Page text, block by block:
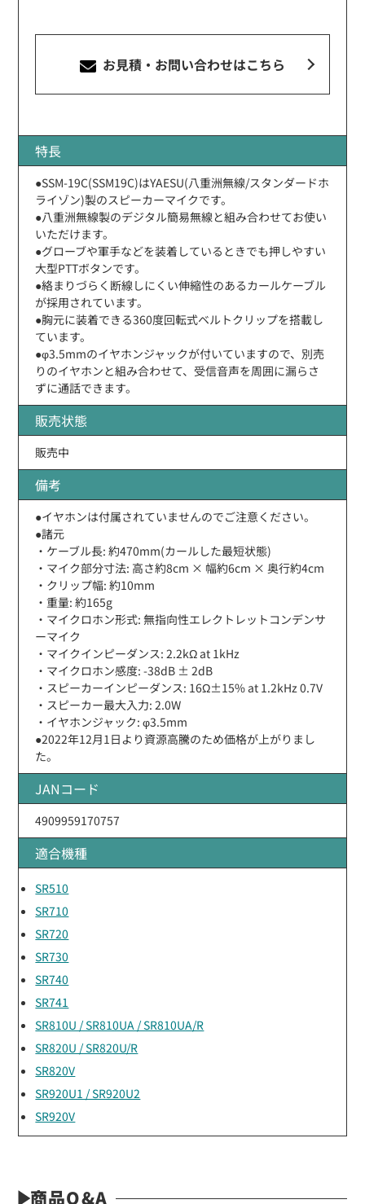
お見積・お問い合わせはこちら
特長
●SSM-19C(SSM19C)はYAESU(八重洲無線/スタンダードホ
ライゾン)製のスピーカーマイクです。
●八重洲無線製のデジタル簡易無線と組み合わせてお使い
いただけます。
●グローブや軍手などを装着しているときでも押しやすい
大型PTTボタンです。
●絡まりづらく断線しにくい伸縮性のあるカールケーブル
が採用されています。
●胸元に装着できる360度回転式ベルトクリップを搭載し
ています。
●φ3.5mmのイヤホンジャックが付いていますので、別売
りのイヤホンと組み合わせて、受信音声を周囲に漏らさ
ずに通話できます。
販売状態
販売中
備考
●イヤホンは付属されていませんのでご注意ください。
●諸元
・ケーブル長: 約470mm(カールした最短状態)
・マイク部分寸法: 高さ約8cm × 幅約6cm × 奥行約4cm
・クリップ幅: 約10mm
・重量: 約165g
・マイクロホン形式: 無指向性エレクトレットコンデンサ
ーマイク
・マイクインピーダンス: 2.2kΩ at 1kHz
・マイクロホン感度: -38dB ± 2dB
・スピーカーインピーダンス: 16Ω±15% at 1.2kHz 0.7V
・スピーカー最大入力: 2.0W
・イヤホンジャック: φ3.5mm
●2022年12月1日より資源高騰のため価格が上がりまし
た。
JANコード
4909959170757
適合機種
SR510
SR710
SR720
SR730
SR740
SR741
SR810U / SR810UA / SR810UA/R
SR820U / SR820U/R
SR820V
SR920U1 / SR920U2
SR920V
商品Q&A